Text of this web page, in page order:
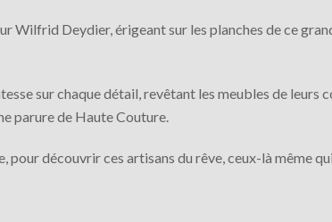
Wilfrid Deydier, érigeant sur les planches de ce
sur chaque détail, revêtant les meubles de
parure de Haute Couture.
pour découvrir ces artisans du rêve, ceux-là même